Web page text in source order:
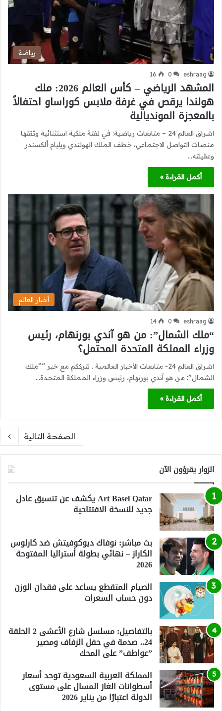
رياضة
eshraag
0
16
المشهد الرياضي – كأس العالم 2026: ملك
هولندا يرقص في غرفة ملابس كوراساو احتفالاً
بالمعجزة المونديالية
اشراق العالم 24 – متابعات رياضية: في لفتة ملكية استثنائية وثقتها
منصات التواصل الاجتماعي، خطف الملك الهولندي ويليام ألكسندر
وعقيلته…
أكمل القراءة »
أخبار العالم
eshraag
0
14
“ملك الشمال”: من هو آندي بورنهام، رئيس
وزراء المملكة المتحدة المحتمل؟
اشراق العالم 24- متابعات الأخبار العالمية . نترككم مع خبر “”ملك
الشمال”: من هو آندي بورنهام، رئيس وزراء المملكة المتحدة…
أكمل القراءة »
الصفحة التالية
الزوار يقرؤون الآن
Art Basel Qatar يكشف عن تنسيق عادل
جديد للنسخة الافتتاحية
بث مباشر: نوفاك ديوكوفيتش ضد كارلوس
الكاراز – نهائي بطولة أستراليا المفتوحة
2026
الصيام المتقطع يساعد على فقدان الوزن
دون حساب السعرات
بالتفاصيل: مسلسل شارع الأعشى 2 الحلقة
24.. صدمة في حفل الزفاف ومصير
”عواطف” على المحك
المملكة العربية السعودية توحد أسعار
أسطوانات الغاز المسال على مستوى
الدولة اعتبارًا من يناير 2026